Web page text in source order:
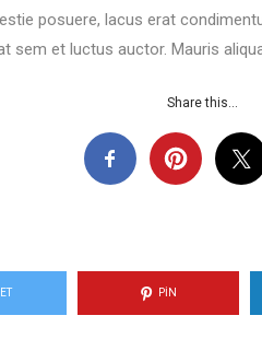
posuere, lacus erat
sem et luctus auctor. Mauris
Share this...
PIN